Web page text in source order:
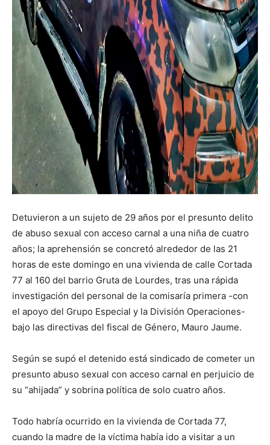
Detuvieron a un sujeto de 29 años por el presunto delito
de abuso sexual con acceso carnal a una niña de cuatro
años; la aprehensión se concretó alrededor de las 21
horas de este domingo en una vivienda de calle Cortada
77 al 160 del barrio Gruta de Lourdes, tras una rápida
investigación del personal de la comisaría primera -con
el apoyo del Grupo Especial y la División Operaciones-
bajo las directivas del fiscal de Género, Mauro Jaume.
Según se supó el detenido está sindicado de cometer un
presunto abuso sexual con acceso carnal en perjuicio de
su “ahijada” y sobrina política de solo cuatro años.
Todo habría ocurrido en la vivienda de Cortada 77,
cuando la madre de la víctima había ido a visitar a un